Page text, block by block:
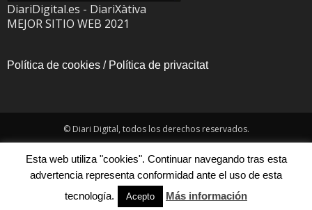
DiariDigital.es - DiariXàtiva
MEJOR SITIO WEB 2021
Política de cookies / Política de privacitat
© Diari Digital, todos los derechos reservados.
Esta web utiliza "cookies". Continuar navegando tras esta
advertencia representa conformidad ante el uso de esta
tecnología.
Acepto Más información